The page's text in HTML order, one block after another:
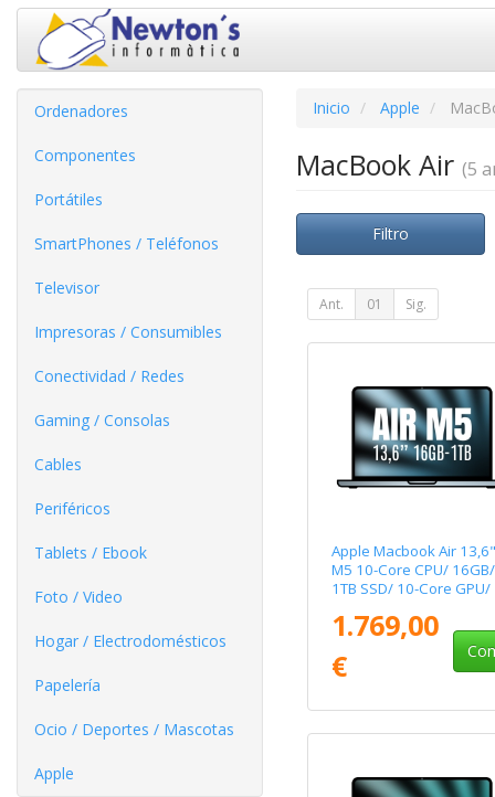
Ordenadores
Componentes
Portátiles
SmartPhones / Teléfonos
Televisor
Impresoras / Consumibles
Conectividad / Redes
Gaming / Consolas
Cables
Periféricos
Tablets / Ebook
Foto / Video
Hogar / Electrodomésticos
Papelería
Ocio / Deportes / Mascotas
Apple
Inicio Apple
MacBook Air (5
Filtro
Ant. 01 Sig.
Apple Macbook Air
M5 10-Core CPU/ 16GB/
1TB SSD/ 10-Core GPU/
1.769,00
€